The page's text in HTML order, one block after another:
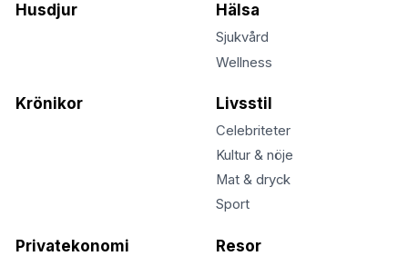
Husdjur Hälsa
Sjukvård
Wellness
Krönikor Livsstil
Celebriteter
Kultur & nöje
Mat & dryck
Sport
Privatekonomi Resor